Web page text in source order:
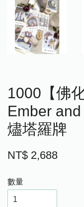
1000【佛
Ember
燼塔羅牌
NT$ 2,688
數量